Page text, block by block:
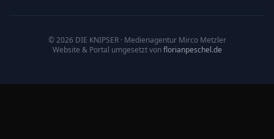
©2026 DIE KNIPSER· Medienagentur Mirco Metzler
Website & Portal umgesetzt von florianpeschel.de